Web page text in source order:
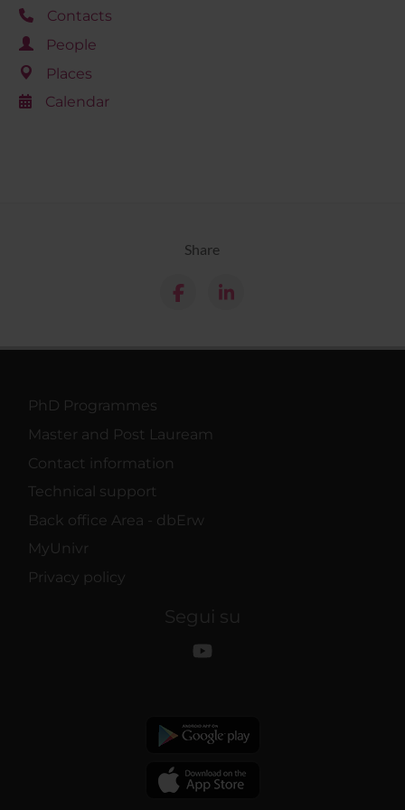
Contacts
People
Places
Calendar
Share
PhD Programmes
Master and Post Lauream
Contact information
Technical support
Back office Area - dbErw
MyUnivr
Privacy policy
Segui su